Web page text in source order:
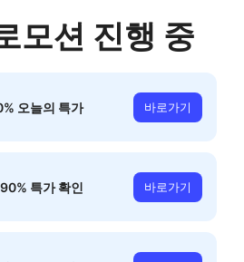
모션 진행 중
오늘의 특가 바로가기
특가 확인 바로가기